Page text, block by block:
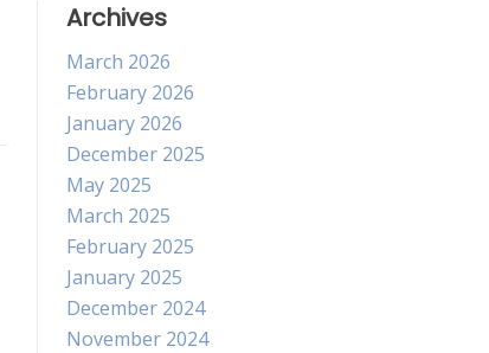
Archives
March 2026
February 2026
January 2026
December 2025
May 2025
March 2025
February 2025
January 2025
December 2024
November 2024